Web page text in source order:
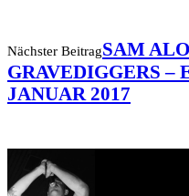
Nächster BeitragSAM
GRAVEDIGGERS –
JANUAR 2017